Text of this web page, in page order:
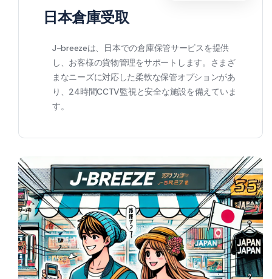
日本倉庫受取
J-breezeは、日本での倉庫保管サービスを提供
し、お客様の貨物管理をサポートします。さまざ
まなニーズに対応した柔軟な保管オプションがあ
り、24時間CCTV監視と安全な施設を備えていま
す。